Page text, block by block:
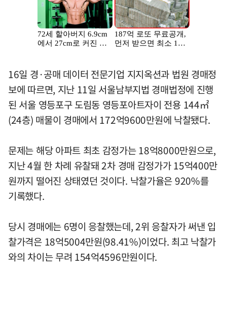
16일 경·공매 데이터 전문기업 지지옥션과 법원 경매정
보에 따르면, 지난 11일 서울남부지법 경매법정에 진행
된 서울 영등포구 도림동 영등포아트자이 전용 144㎡
(24층) 매물이 경매에서 172억9600만원에 낙찰됐다.
문제는 해당 아파트 최초 감정가는 18억8000만원으로,
지난 4월 한 차례 유찰돼 2차 경매 감정가가 15억400만
원까지 떨어진 상태였던 것이다. 낙찰가율은 920%를
기록했다.
당시 경매에는 6명이 응찰했는데, 2위 응찰자가 써낸 입
찰가격은 18억5004만원(98.41%)이었다. 최고 낙찰가
와의 차이는 무려 154억4596만원이다.